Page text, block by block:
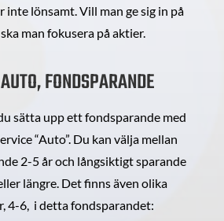
inte lönsamt. Vill man ge sig in på
man fokusera på aktier.
FONDSPARANDE
sätta upp ett fondsparande med
“Auto”. Du kan välja mellan
2-5 år och långsiktigt sparande
längre. Det finns även olika
4-6, i detta fondsparandet: